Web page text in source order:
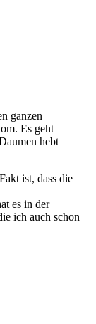
ganzen
Es geht
hebt
ist, dass die
es in der
ich auch schon